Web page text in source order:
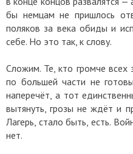
бы немцам не пришлось
поляков за века обиды и
себе. Но это так, к слову.
Сложим. Те, кто громче всех
по большей части не
наперечёт, а тот
вытянуть, грозы не ждёт и
Лагерь, стало быть, есть.
нет.